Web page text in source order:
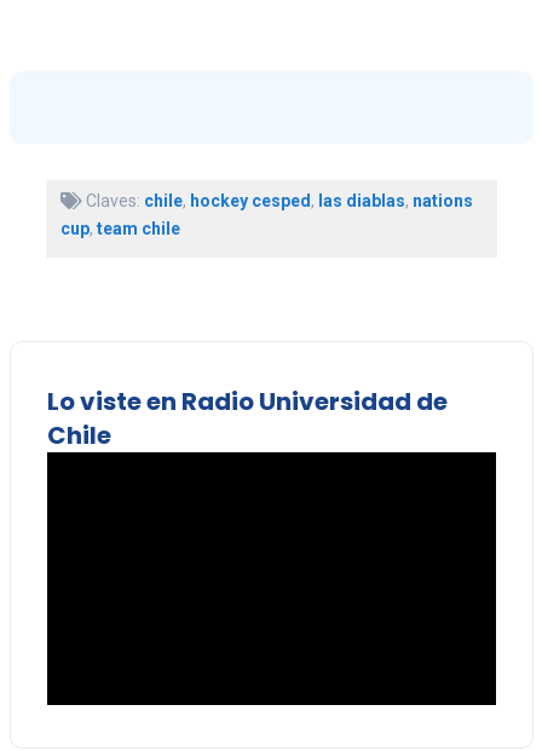
Claves: chile, hockey cesped, las diablas, nations
cup, team chile
Lo viste en Radio Universidad de
Chile